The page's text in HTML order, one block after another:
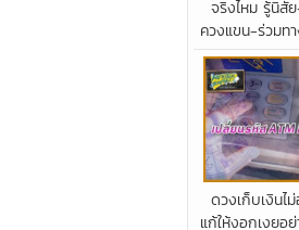
จริงไหม รู้นิสั
ควงแขน-ร่วมท
ดวงเก็บเงินไ
แก้ให้งอกเงยอย่